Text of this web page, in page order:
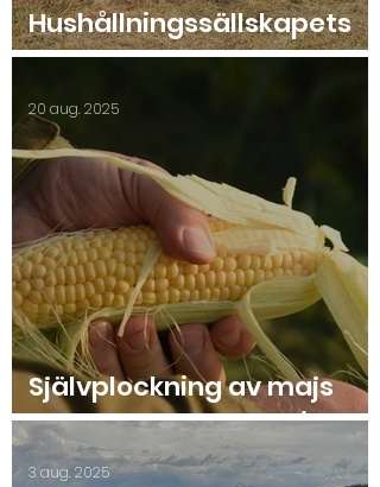
Hushållningssällskapets
Sommarmöte 2025
Självplockning av majs
2025 start lördag 23/8.
20 aug. 2025
3 aug. 2025